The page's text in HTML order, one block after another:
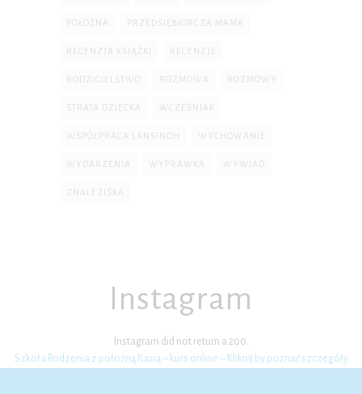
POŁOŻNA PRZEDSIĘBIORCZA MAMA
RECENZJA KSIĄŻKI RECENZJE
RODZICIELSTWO ROZMOWA ROZMOWY
STRATA DZIECKA WCZEŚNIAK
WSPÓŁPRACA LANSINOH WYCHOWANIE
WYDARZENIA WYPRAWKA WYWIAD
ZNALEZISKA
Instagram
Instagram did not return a 200.
Szkoła Rodzenia z położną Kasią – kurs online – Kliknij by poznać szczegóły